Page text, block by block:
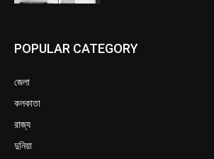
POPULAR CATEGORY
জেলা
কলকাতা
রাজ্য
দুনিয়া